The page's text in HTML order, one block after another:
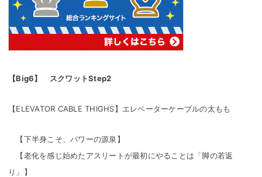
【Big6】 スクワットStep2
【ELEVATOR CABLE THIGHS】エレベーターケーブルの太もも
【下半身こそ、パワーの源泉】
【老化を感じ始めたアスリートが最初にやることは「脚の若返
り」】